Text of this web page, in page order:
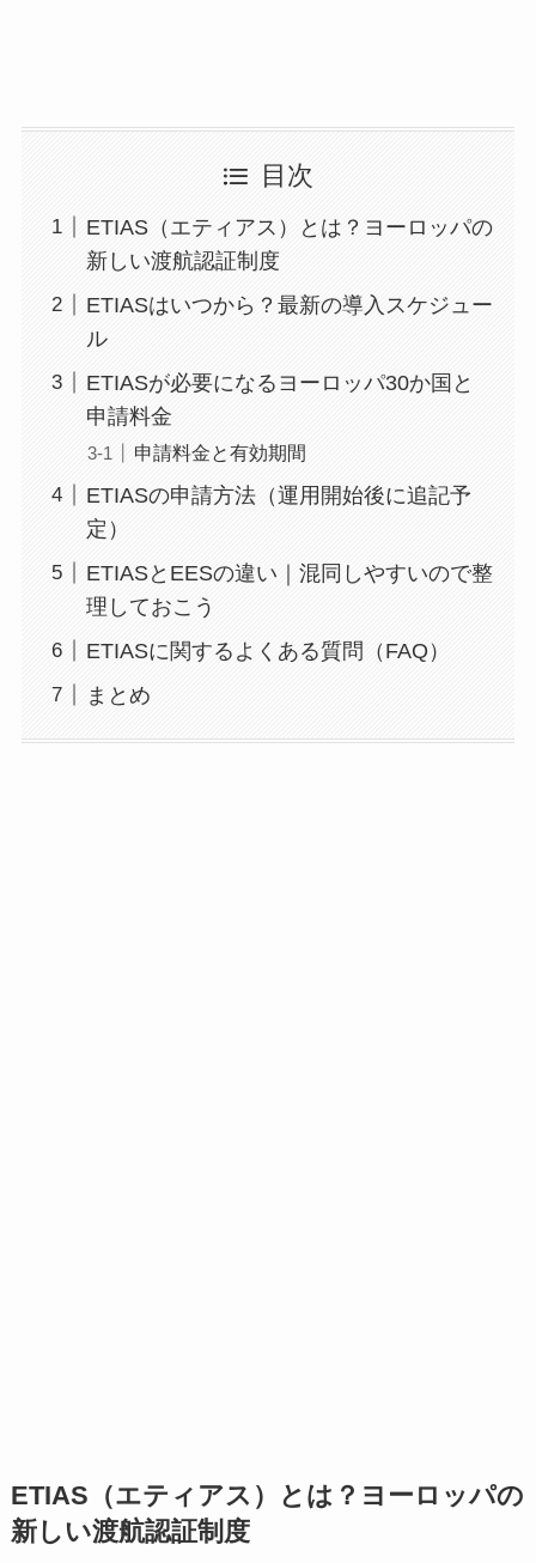
目次
ETIAS（エティアス）とは？ヨーロッパの
新しい渡航認証制度
ETIASはいつから？最新の導入スケジュー
ル
ETIASが必要になるヨーロッパ30か国と
申請料金
申請料金と有効期間
ETIASの申請方法（運用開始後に追記予
定）
ETIASとEESの違い｜混同しやすいので整
理しておこう
ETIASに関するよくある質問（FAQ）
まとめ
ETIAS（エティアス）とは？ヨーロッパの
新しい渡航認証制度